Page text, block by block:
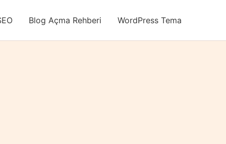
Blog Açma Rehberi WordPress Tema